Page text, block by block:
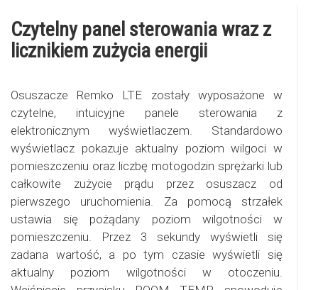
Czytelny panel sterowania wraz z
licznikiem zużycia energii
Osuszacze Remko LTE zostały wyposażone w
czytelne, intuicyjne panele sterowania z
elektronicznym wyświetlaczem. Standardowo
wyświetlacz pokazuje aktualny poziom wilgoci w
pomieszczeniu oraz liczbę motogodzin sprężarki lub
całkowite zużycie prądu przez osuszacz od
pierwszego uruchomienia. Za pomocą strzałek
ustawia się pożądany poziom wilgotności w
pomieszczeniu. Przez 3 sekundy wyświetli się
zadana wartość, a po tym czasie wyświetli się
aktualny poziom wilgotności w otoczeniu.